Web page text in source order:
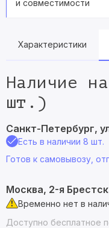
и совместимости
Характеристики
Наличие
шт.)
Санкт-Петербург,
Есть в наличии 8 шт.
Готов к самовывозу,
Москва, 2-я
Временно нет в
Доступно бесплатное